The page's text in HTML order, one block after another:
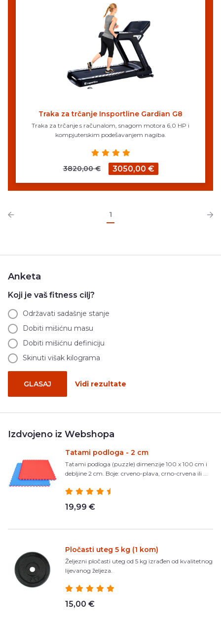
Traka za trčanje Insportline Gardian G8
Traka za trčanje s računalom, snagom motora 6,0 HP i
kompjuterskim podešavanjem nagiba.
3820,00 € 3050,00 €
1
Anketa
Koji je vaš fitness cilj?
Održavati sadašnje stanje
Dobiti mišićnu masu
Dobiti mišićnu definiciju
Skinuti višak kilograma
GLASAJ Vidi rezultate
Izdvojeno iz Webshopa
Tatami podloga - 2 cm
Tatami podloga (puzzle) dimenzije 100 x 100 cm i
debljine 2 cm. Boje: crveno-plava, crno-crvena ili ...
19,99 €
Pločasti uteg 5 kg (1 kom)
Željezni pločasti uteg od 5 kg izrađen od kvalitetnog
lijevanog željeza.
15,00 €